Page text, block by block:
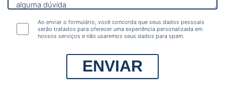
Ao enviar o formulário, você concorda que seus dados pessoais
serão tratados para oferecer uma experiência personalizada em
nossos serviços e não usaremos seus dados para spam.